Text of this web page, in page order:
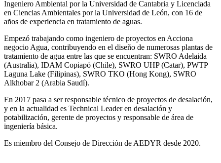
Ingeniero Ambiental por la Universidad de Cantabria y Licenciada
en Ciencias Ambientales por la Universidad de León, con 16 de
años de experiencia en tratamiento de aguas.
Empezó trabajando como ingeniero de proyectos en Acciona
negocio Agua, contribuyendo en el diseño de numerosas plantas de
tratamiento de agua entre las que se encuentran: SWRO Adelaida
(Australia), IDAM Copiapó (Chile), SWRO UHP (Catar), PWTP
Laguna Lake (Filipinas), SWRO TKO (Hong Kong), SWRO
Alkhobar 2 (Arabia Saudí).
En 2017 pasa a ser responsable técnico de proyectos de desalación,
y en la actualidad es Technical Leader en desalación y
potabilización, gerente de proyectos y responsable de área de
ingeniería básica.
Es miembro del Consejo de Dirección de AEDYR desde 2020.